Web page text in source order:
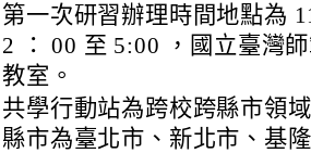
第一次研習辦理時間地點為
2 ： 00 至 5:00 ，國立臺灣
教室。
共學行動站為跨校跨縣市領
縣市為臺北市、新北市、基